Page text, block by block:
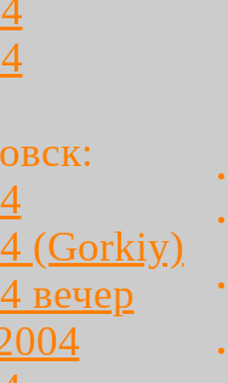
(Gorkiy)
вечер